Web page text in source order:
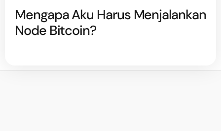
Mengapa Aku Harus Menjalankan
Node Bitcoin?